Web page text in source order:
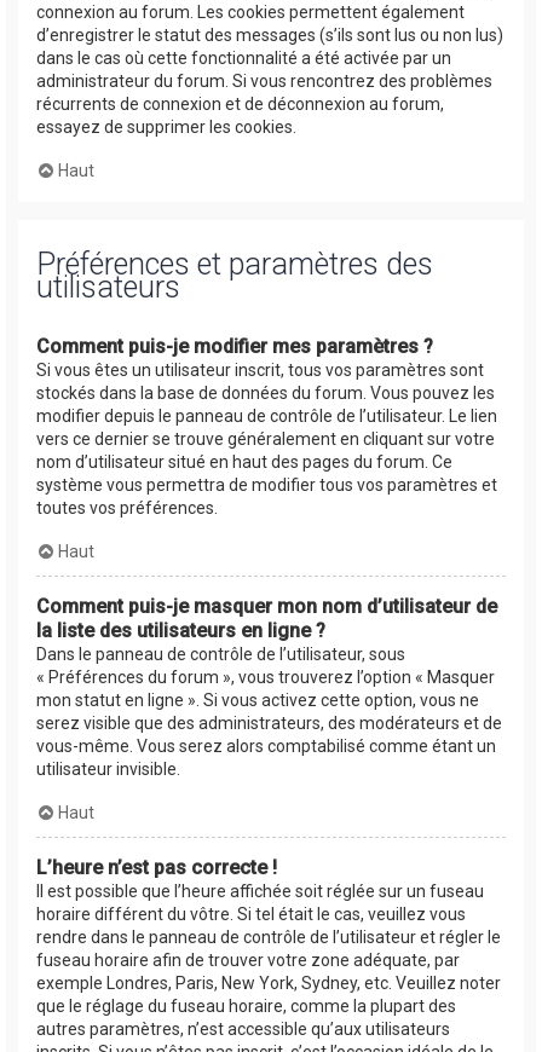
connexion au forum. Les cookies permettent également
d’enregistrer le statut des messages (s’ils sont lus ou non lus)
dans le cas où cette fonctionnalité a été activée par un
administrateur du forum. Si vous rencontrez des problèmes
récurrents de connexion et de déconnexion au forum,
essayez de supprimer les cookies.
Haut
Préférences et paramètres des
utilisateurs
Comment puis-je modifier mes paramètres ?
Si vous êtes un utilisateur inscrit, tous vos paramètres sont
stockés dans la base de données du forum. Vous pouvez les
modifier depuis le panneau de contrôle de l’utilisateur. Le lien
vers ce dernier se trouve généralement en cliquant sur votre
nom d’utilisateur situé en haut des pages du forum. Ce
système vous permettra de modifier tous vos paramètres et
toutes vos préférences.
Haut
Comment puis-je masquer mon nom d’utilisateur de
la liste des utilisateurs en ligne ?
Dans le panneau de contrôle de l’utilisateur, sous
« Préférences du forum », vous trouverez l’option « Masquer
mon statut en ligne ». Si vous activez cette option, vous ne
serez visible que des administrateurs, des modérateurs et de
vous-même. Vous serez alors comptabilisé comme étant un
utilisateur invisible.
Haut
L’heure n’est pas correcte !
Il est possible que l’heure affichée soit réglée sur un fuseau
horaire différent du vôtre. Si tel était le cas, veuillez vous
rendre dans le panneau de contrôle de l’utilisateur et régler le
fuseau horaire afin de trouver votre zone adéquate, par
exemple Londres, Paris, New York, Sydney, etc. Veuillez noter
que le réglage du fuseau horaire, comme la plupart des
autres paramètres, n’est accessible qu’aux utilisateurs